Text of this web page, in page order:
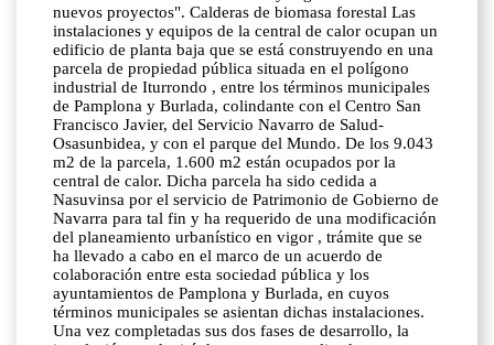
nuevos proyectos". Calderas de biomasa forestal Las
instalaciones y equipos de la central de calor ocupan un
edificio de planta baja que se está construyendo en una
parcela de propiedad pública situada en el polígono
industrial de Iturrondo , entre los términos municipales
de Pamplona y Burlada, colindante con el Centro San
Francisco Javier, del Servicio Navarro de Salud-
Osasunbidea, y con el parque del Mundo. De los 9.043
m2 de la parcela, 1.600 m2 están ocupados por la
central de calor. Dicha parcela ha sido cedida a
Nasuvinsa por el servicio de Patrimonio de Gobierno de
Navarra para tal fin y ha requerido de una modificación
del planeamiento urbanístico en vigor , trámite que se
ha llevado a cabo en el marco de un acuerdo de
colaboración entre esta sociedad pública y los
ayuntamientos de Pamplona y Burlada, en cuyos
términos municipales se asientan dichas instalaciones.
Una vez completadas sus dos fases de desarrollo, la